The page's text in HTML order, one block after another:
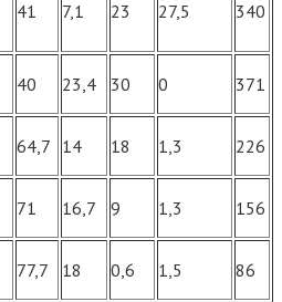
41 7,1 23 27,5 340
40 23,4 30 0 371
64,7 14 18 1,3 226
71 16,7 9 1,3 156
77,7 18 0,6 1,5 86